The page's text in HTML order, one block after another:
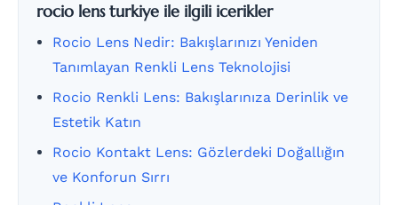
rocio lens turkiye ile ilgili icerikler
Rocio Lens Nedir: Bakışlarınızı Yeniden
Tanımlayan Renkli Lens Teknolojisi
Rocio Renkli Lens: Bakışlarınıza Derinlik ve
Estetik Katın
Rocio Kontakt Lens: Gözlerdeki Doğallığın
ve Konforun Sırrı